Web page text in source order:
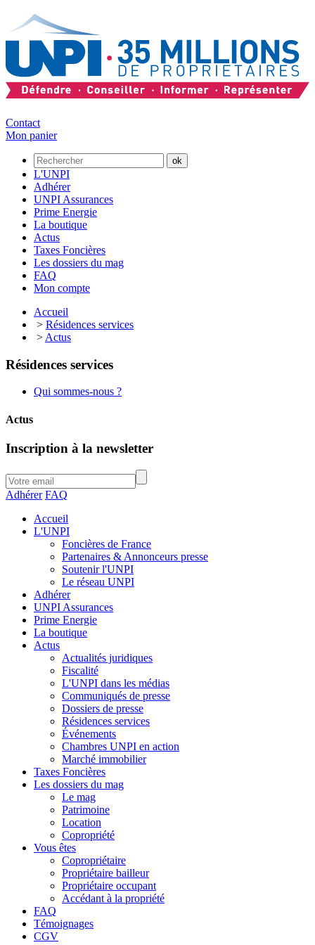
Contact
Mon panier
L'UNPI
Adhérer
UNPI Assurances
Prime Energie
La boutique
Actus
Taxes Foncières
Les dossiers du mag
FAQ
Mon compte
Accueil
> Résidences services
> Actus
Résidences services
Qui sommes-nous ?
Actus
Inscription à la newsletter
Adhérer FAQ
Accueil
L'UNPI
Foncières de France
Partenaires & Annonceurs presse
Soutenir l'UNPI
Le réseau UNPI
Adhérer
UNPI Assurances
Prime Energie
La boutique
Actus
Actualités juridiques
Fiscalité
L'UNPI dans les médias
Communiqués de presse
Dossiers de presse
Résidences services
Événements
Chambres UNPI en action
Marché immobilier
Taxes Foncières
Les dossiers du mag
Le mag
Patrimoine
Location
Copropriété
Vous êtes
Copropriétaire
Propriétaire bailleur
Propriétaire occupant
Accédant à la propriété
FAQ
Témoignages
CGV